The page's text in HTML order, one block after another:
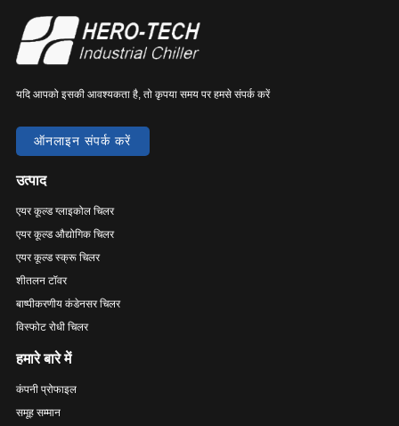
यदि आपको इसकी आवश्यकता है, तो कृपया समय पर हमसे संपर्क करें
ऑनलाइन संपर्क करें
उत्पाद
एयर कूल्ड ग्लाइकोल चिलर
एयर कूल्ड औद्योगिक चिलर
एयर कूल्ड स्क्रू चिलर
शीतलन टॉवर
बाष्पीकरणीय कंडेनसर चिलर
विस्फोट रोधी चिलर
हमारे बारे में
कंपनी प्रोफाइल
समूह सम्मान